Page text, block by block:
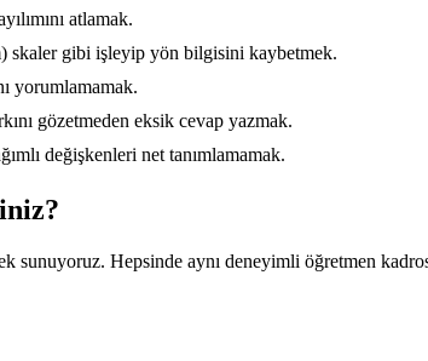
atlamak.
skaler gibi işleyip yön bilgisini kaybetmek.
yorumlamamak.
gözetmeden eksik cevap yazmak.
değişkenleri net tanımlamamak.
sunuyoruz. Hepsinde aynı deneyimli öğretmen